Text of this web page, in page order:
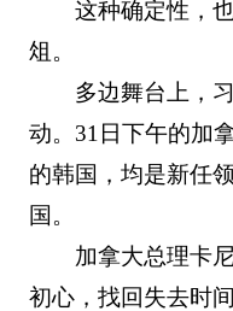
这种确定性，
俎。
多边舞台上，
动。31日下午的加
的韩国，均是新任
国。
加拿大总理卡
初心，找回失去时